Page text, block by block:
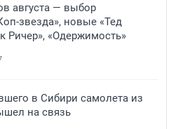
августа — выбор
звезда», новые «Тед
Ричер», «Одержимость»
в Сибири самолета из
на связь